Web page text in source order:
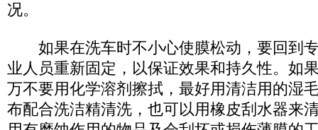
况。
如果在洗车时不小心使膜松动，要回到
业人员重新固定，以保证效果和持久性。如
万不要用化学溶剂擦拭，最好用清洁用的湿
布配合洗洁精清洗，也可以用橡皮刮水器来